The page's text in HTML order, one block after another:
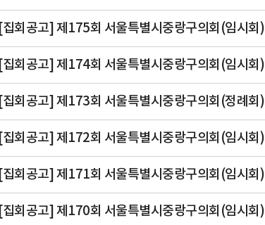
[집회공고] 제175회 서울특별시중랑구의회(임시회)
[집회공고] 제174회 서울특별시중랑구의회(임시회)
[집회공고] 제173회 서울특별시중랑구의회(정례회)
[집회공고] 제172회 서울특별시중랑구의회(임시회)
[집회공고] 제171회 서울특별시중랑구의회(임시회)
[집회공고] 제170회 서울특별시중랑구의회(임시회)